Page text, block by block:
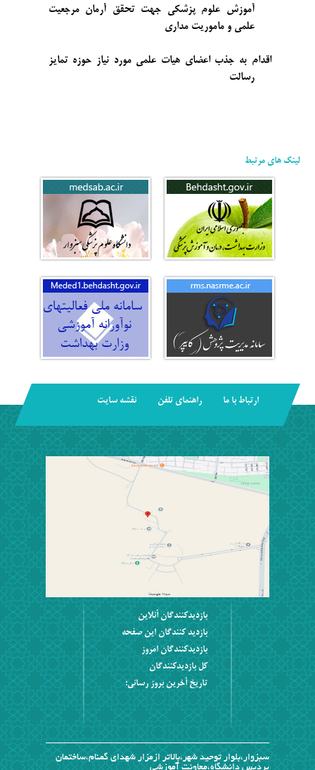
آموزش علوم پزشکی جهت تحقق آرمان مرجعیت
علمی و ماموریت مداری
اقدام به جذب اعضای هیات علمی مورد نیاز حوزه تمایز
رسالت
لینک های مرتبط
ارتباط با ما راهنمای تلفن نقشه سایت
بازديدکنندگان آنلاين
بازديد کنندگان اين صفحه
بازديدکنندگان امروز
کل بازديدکنندگان
تاریخ آخرین بروز رسانی:
سبزوار،بلوار توحید شهر،بالاتر ازمزار شهدای گمنام،ساختمان
پردیس دانشگاه،معاونت آموزشی